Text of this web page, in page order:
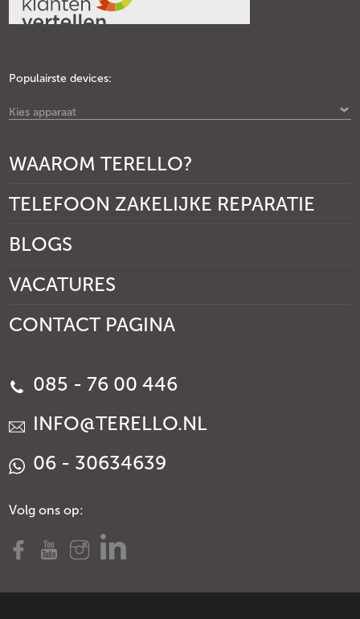
Populairste devices:
Kies apparaat
WAAROM TERELLO?
TELEFOON ZAKELIJKE REPARATIE
BLOGS
VACATURES
CONTACT PAGINA
085 - 76 00 446
INFO@TERELLO.NL
06 - 30634639
Volg ons op: